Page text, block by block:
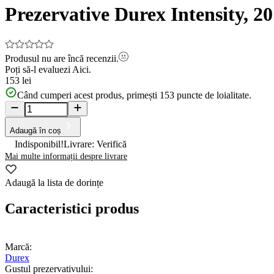
Prezervative Durex Intensity,
Produsul nu are încă recenzii.
Poți să-l evaluezi Aici.
153 lei
Când cumperi acest produs, primești 153 puncte de loialitate.
Adaugă în coș
Indisponibil!Livrare: Verifică
Mai multe informații despre livrare
Adaugă la lista de dorințe
Caracteristici produs
Marcă:
Durex
Gustul prezervativului: